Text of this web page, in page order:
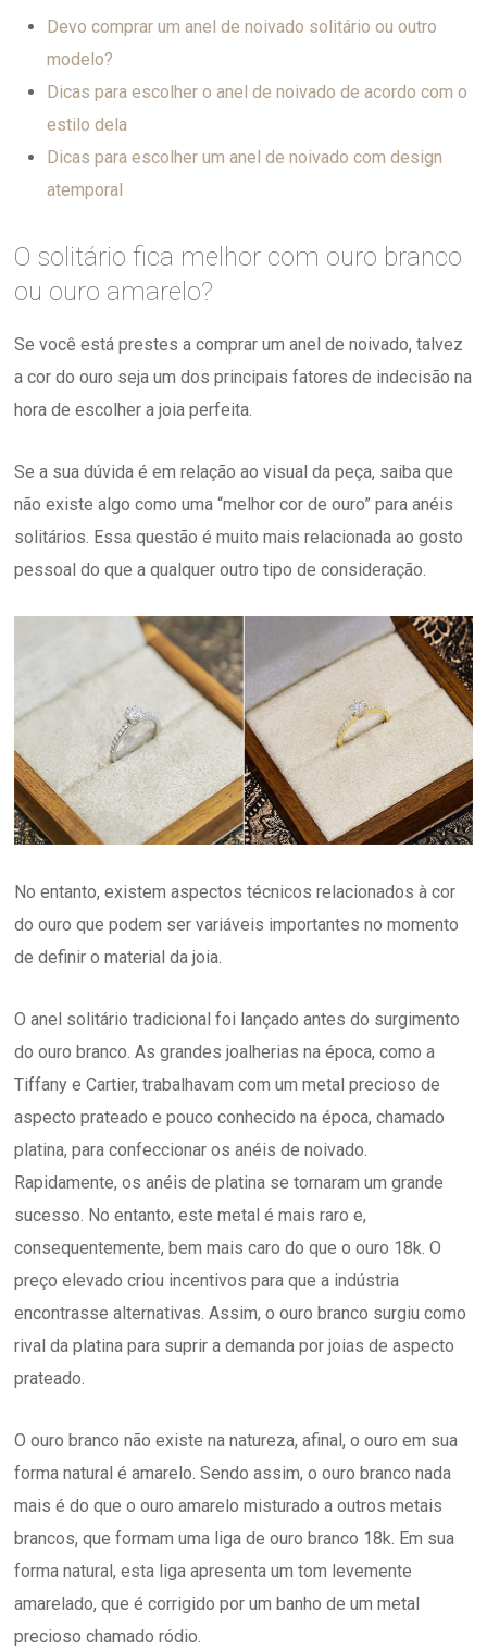
Devo comprar um anel de noivado solitário ou outro
modelo?
Dicas para escolher o anel de noivado de acordo com o
estilo dela
Dicas para escolher um anel de noivado com design
atemporal
O solitário fica melhor com ouro branco
ou ouro amarelo?
Se você está prestes a comprar um anel de noivado, talvez
a cor do ouro seja um dos principais fatores de indecisão na
hora de escolher a joia perfeita.
Se a sua dúvida é em relação ao visual da peça, saiba que
não existe algo como uma “melhor cor de ouro” para anéis
solitários. Essa questão é muito mais relacionada ao gosto
pessoal do que a qualquer outro tipo de consideração.
No entanto, existem aspectos técnicos relacionados à cor
do ouro que podem ser variáveis importantes no momento
de definir o material da joia.
O anel solitário tradicional foi lançado antes do surgimento
do ouro branco. As grandes joalherias na época, como a
Tiffany e Cartier, trabalhavam com um metal precioso de
aspecto prateado e pouco conhecido na época, chamado
platina, para confeccionar os anéis de noivado.
Rapidamente, os anéis de platina se tornaram um grande
sucesso. No entanto, este metal é mais raro e,
consequentemente, bem mais caro do que o ouro 18k. O
preço elevado criou incentivos para que a indústria
encontrasse alternativas. Assim, o ouro branco surgiu como
rival da platina para suprir a demanda por joias de aspecto
prateado.
O ouro branco não existe na natureza, afinal, o ouro em sua
forma natural é amarelo. Sendo assim, o ouro branco nada
mais é do que o ouro amarelo misturado a outros metais
brancos, que formam uma liga de ouro branco 18k. Em sua
forma natural, esta liga apresenta um tom levemente
amarelado, que é corrigido por um banho de um metal
precioso chamado ródio.